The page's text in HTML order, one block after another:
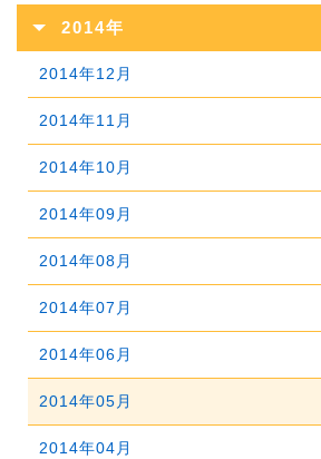
2024年01月
2023年02月
2023年01月
2022年03月
2022年02月
2022年01月
2020年06月
2020年05月
2020年04月
2020年03月
2020年02月
2020年01月
2019年07月
2019年06月
2019年05月
2019年04月
2019年03月
2019年02月
2019年01月
2018年08月
2018年07月
2018年06月
2018年05月
2018年04月
2018年03月
2018年02月
2018年01月
2017年09月
2017年08月
2017年07月
2017年06月
2017年05月
2017年04月
2017年03月
2017年02月
2017年01月
2016年11月
2016年10月
2016年09月
2016年08月
2016年07月
2016年06月
2016年05月
2016年04月
2016年03月
2016年02月
2015年12月
2015年11月
2015年10月
2015年09月
2015年08月
2015年07月
2015年06月
2015年05月
2015年04月
2015年03月
2014年
2014年12月
2014年11月
2014年10月
2014年09月
2014年08月
2014年07月
2014年06月
2014年05月
2014年04月